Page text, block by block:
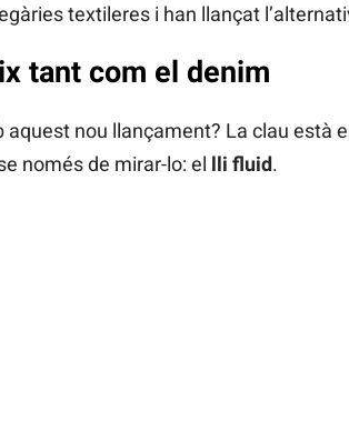
textileres i han llançat
tant com el denim
nou llançament? La clau està
només de mirar-lo: el lli fluid.